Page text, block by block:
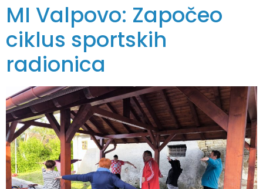
MI Valpovo: Započeo
ciklus sportskih
radionica